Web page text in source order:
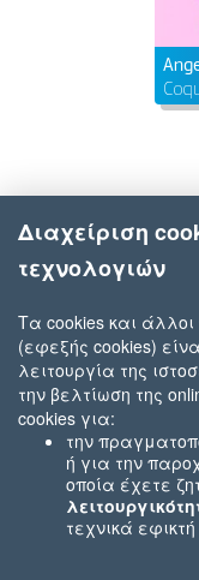
Διαχείριση
τεχνολογιών
Τα cookies και
(εφεξής cookies)
λειτουργία της
την βελτίωση της
cookies για:
την
ή για την
οποία έχετε
τεχνικά
που εσείς μας